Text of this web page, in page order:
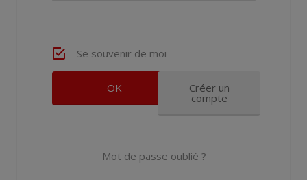
Se souvenir de moi
Créer un
compte
Mot de passe oublié ?